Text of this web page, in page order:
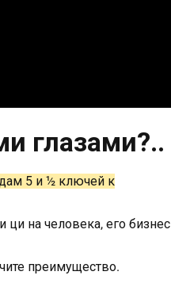
глазами?..
5 и ½ ключей к
ци на человека, его бизнес
преимущество.